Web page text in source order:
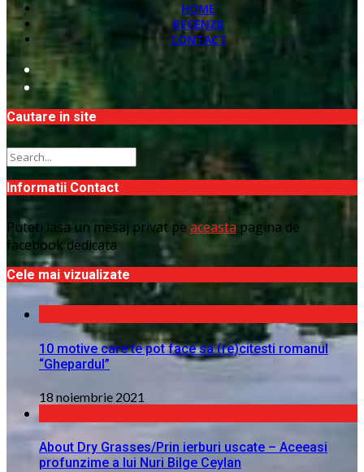
HOME
RECENZII
CONTACT
Cautare in site
Informatii Contact
Puteti lasa un mesaj privat pe aceasta pagina de
facebook dedicata
Cele mai vizualizate
10 motive care te pot face sa (re)citesti romanul
“Ghepardul”
18 noiembrie 2021
About Dry Grasses/Prin ierburi uscate – Aceeasi
profunzime a lui Nuri Bilge Ceylan